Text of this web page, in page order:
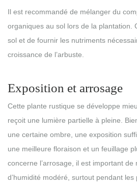
Il est recommandé de mélanger du
organiques au sol lors de la plantation.
sol et de fournir les nutriments
croissance de l’arbuste.
Exposition et arrosage
Cette plante rustique se développe
reçoit une lumière partielle à pleine.
une certaine ombre, une exposition
une meilleure floraison et un feuillage
concerne l’arrosage, il est important de
d’humidité modéré, surtout pendant les